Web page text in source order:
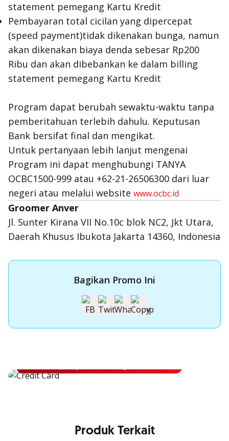
statement pemegang Kartu Kredit
Pembayaran total cicilan yang dipercepat
(speed payment)tidak dikenakan bunga, namun
akan dikenakan biaya denda sebesar Rp200
Ribu dan akan dibebankan ke dalam billing
statement pemegang Kartu Kredit
Program dapat berubah sewaktu-waktu tanpa
pemberitahuan terlebih dahulu. Keputusan
Bank bersifat final dan mengikat.
Untuk pertanyaan lebih lanjut mengenai
Program ini dapat menghubungi TANYA
OCBC1500-999 atau +62-21-26506300 dari luar
negeri atau melalui website www.ocbc.id
Groomer Anver
Jl. Sunter Kirana VII No.10c blok NC2, Jkt Utara,
Daerah Khusus Ibukota Jakarta 14360, Indonesia
Bagikan Promo Ini
Apply Kartu Kredit OCBC
Produk Terkait